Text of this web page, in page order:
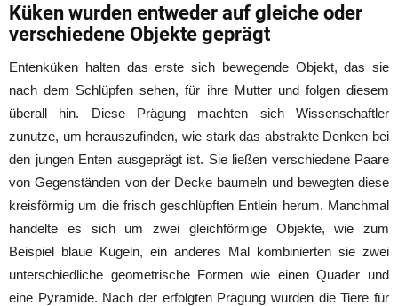
Küken wurden entweder auf gleiche oder
verschiedene Objekte geprägt
Entenküken halten das erste sich bewegende Objekt, das sie
nach dem Schlüpfen sehen, für ihre Mutter und folgen diesem
überall hin. Diese Prägung machten sich Wissenschaftler
zunutze, um herauszufinden, wie stark das abstrakte Denken bei
den jungen Enten ausgeprägt ist. Sie ließen verschiedene Paare
von Gegenständen von der Decke baumeln und bewegten diese
kreisförmig um die frisch geschlüpften Entlein herum. Manchmal
handelte es sich um zwei gleichförmige Objekte, wie zum
Beispiel blaue Kugeln, ein anderes Mal kombinierten sie zwei
unterschiedliche geometrische Formen wie einen Quader und
eine Pyramide. Nach der erfolgten Prägung wurden die Tiere für